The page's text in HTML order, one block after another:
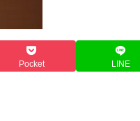
Pocket LINE